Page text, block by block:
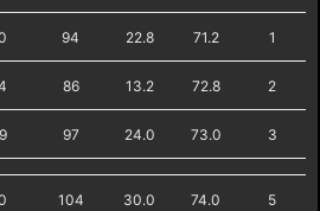
94 22.8 71.2 1
86 13.2 72.8 2
97 24.0 73.0 3
104 30.0 74.0 5